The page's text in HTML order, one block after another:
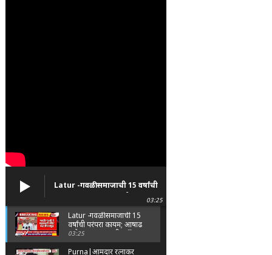
Latur -गवळी समाजाची 15 वर्षांची
परंपरा कायम; आषाढ महोत्सवात
भक्तांची गर्दी
03:25
Latur -गवळी समाजाची 15
वर्षांची परंपरा कायम; आषाढ
महोत्सवात भक्तांची गर्दी
03:25
Purna|आमदार रत्नाकर